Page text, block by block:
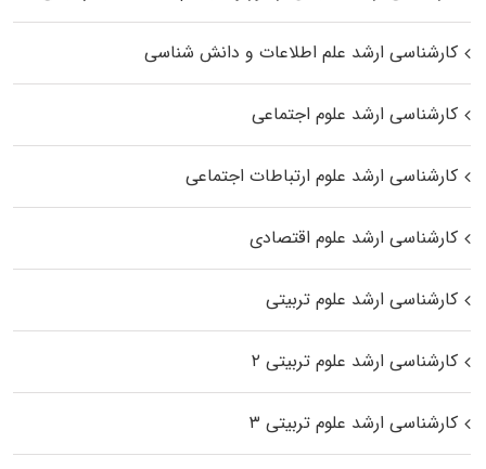
کارشناسی ارشد علم اطلاعات و دانش شناسی
کارشناسی ارشد علوم اجتماعی
کارشناسی ارشد علوم ارتباطات اجتماعی
کارشناسی ارشد علوم اقتصادی
کارشناسی ارشد علوم تربیتی
کارشناسی ارشد علوم تربیتی ۲
کارشناسی ارشد علوم تربیتی ۳